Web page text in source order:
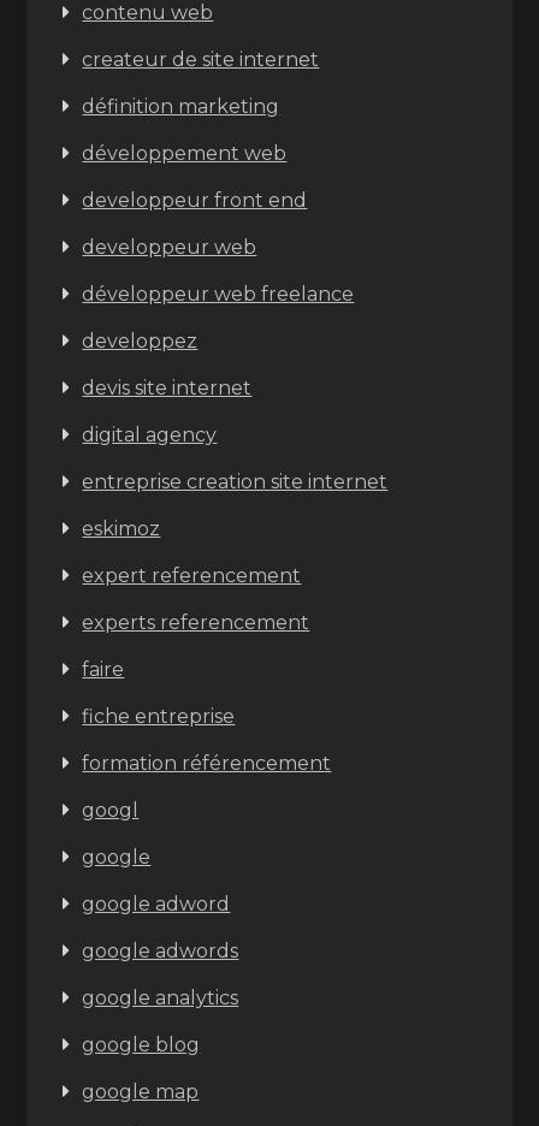
contenu web
createur de site internet
définition marketing
développement web
developpeur front end
developpeur web
développeur web freelance
developpez
devis site internet
digital agency
entreprise creation site internet
eskimoz
expert referencement
experts referencement
faire
fiche entreprise
formation référencement
googl
google
google adword
google adwords
google analytics
google blog
google map